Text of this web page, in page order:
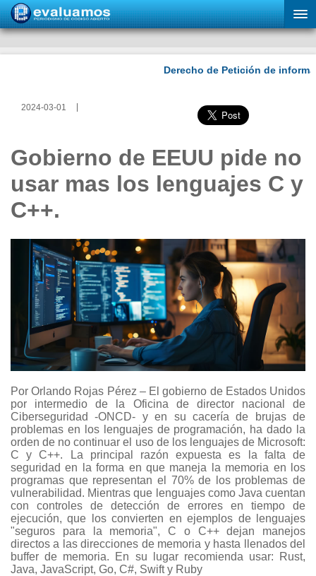
2024-03-01
Gobierno de EEUU pide no
usar mas los lenguajes C y
C++.
Por Orlando Rojas Pérez – El gobierno de Estados Unidos
por intermedio de la Oficina de director nacional de
Ciberseguridad -ONCD- y en su cacería de brujas de
problemas en los lenguajes de programación, ha dado la
orden de no continuar el uso de los lenguajes de Microsoft:
C y C++. La principal razón expuesta es la falta de
seguridad en la forma en que maneja la memoria en los
programas que representan el 70% de los problemas de
vulnerabilidad. Mientras que lenguajes como Java cuentan
con controles de detección de errores en tiempo de
ejecución, que los convierten en ejemplos de lenguajes
"seguros para la memoria", C o C++ dejan manejos
directos a las direcciones de memoria y hasta llenados del
buffer de memoria. En su lugar recomienda usar: Rust,
Java, JavaScript, Go, C#, Swift y Ruby